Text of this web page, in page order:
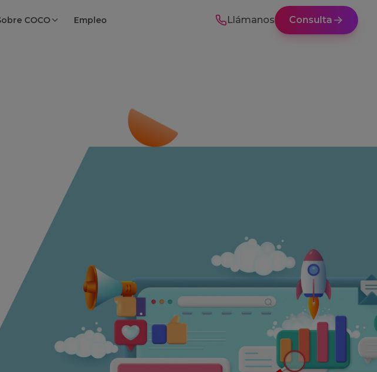
COCO Empleo Llámanos Consulta